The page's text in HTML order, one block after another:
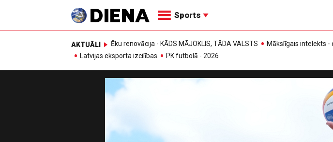
Sports
AKTUĀLI Ēku renovācija - KĀDS MĀJOKLIS, TĀDA VALSTS
Mākslīgais intelekts -
Latvijas eksporta izcilības
PK futbolā - 2026